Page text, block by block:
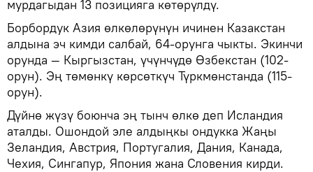
мурдагыдан 13 позицияга көтөрүлдү.
Борбордук Азия өлкөлөрүнүн ичинен Казакстан
алдына эч кимди салбай, 64-орунга чыкты. Экинчи
орунда — Кыргызстан, үчүнчүдө Өзбекстан (102-
орун). Эң төмөнкү көрсөткүч Түркмөнстанда (115-
орун).
Дүйнө жүзү боюнча эң тынч өлкө деп Исландия
аталды. Ошондой эле алдыңкы ондукка Жаңы
Зеландия, Австрия, Португалия, Дания, Канада,
Чехия, Сингапур, Япония жана Словения кирди.